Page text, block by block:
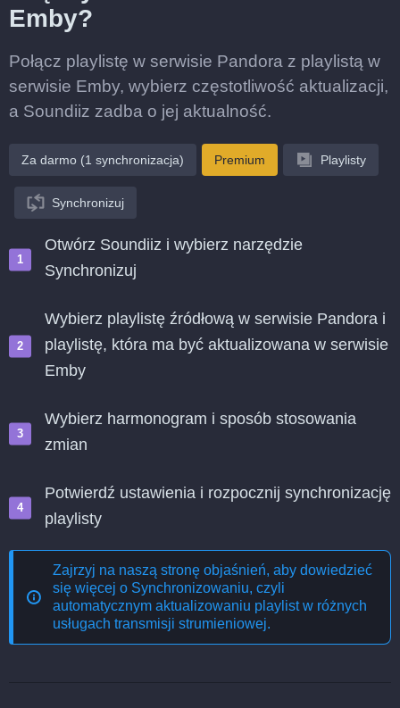
Emby?
Połącz playlistę w serwisie Pandora z playlistą w
serwisie Emby, wybierz częstotliwość aktualizacji,
a Soundiiz zadba o jej aktualność.
Za darmo (1 synchronizacja) Premium Playlisty
Synchronizuj
Otwórz Soundiiz i wybierz narzędzie
Synchronizuj
Wybierz playlistę źródłową w serwisie Pandora i
playlistę, która ma być aktualizowana w serwisie
Emby
Wybierz harmonogram i sposób stosowania
zmian
Potwierdź ustawienia i rozpocznij synchronizację
playlisty
Zajrzyj na naszą stronę objaśnień, aby dowiedzieć
się więcej o Synchronizowaniu, czyli
automatycznym aktualizowaniu playlist w różnych
usługach transmisji strumieniowej.